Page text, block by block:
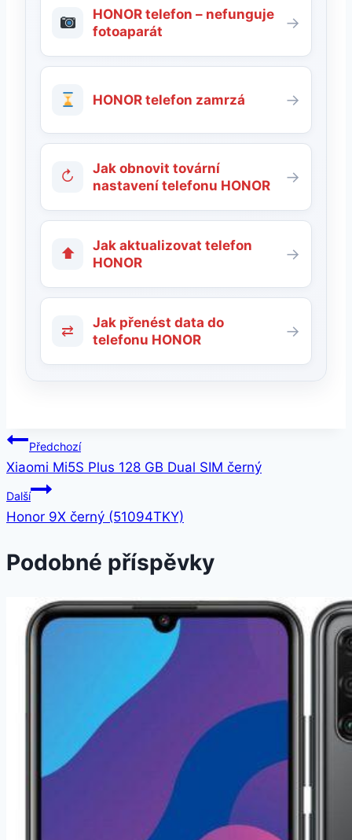
HONOR telefon – nefunguje
fotoaparát
→
HONOR telefon zamrzá →
↻
Jak obnovit tovární
nastavení telefonu HONOR
→
⬆
Jak aktualizovat telefon
HONOR
→
⇄
Jak přenést data do
telefonu HONOR
→
Navigace
pro
příspěvek
Předchozí
Xiaomi Mi5S Plus 128 GB Dual SIM černý
Další
Honor 9X černý (51094TKY)
Podobné příspěvky